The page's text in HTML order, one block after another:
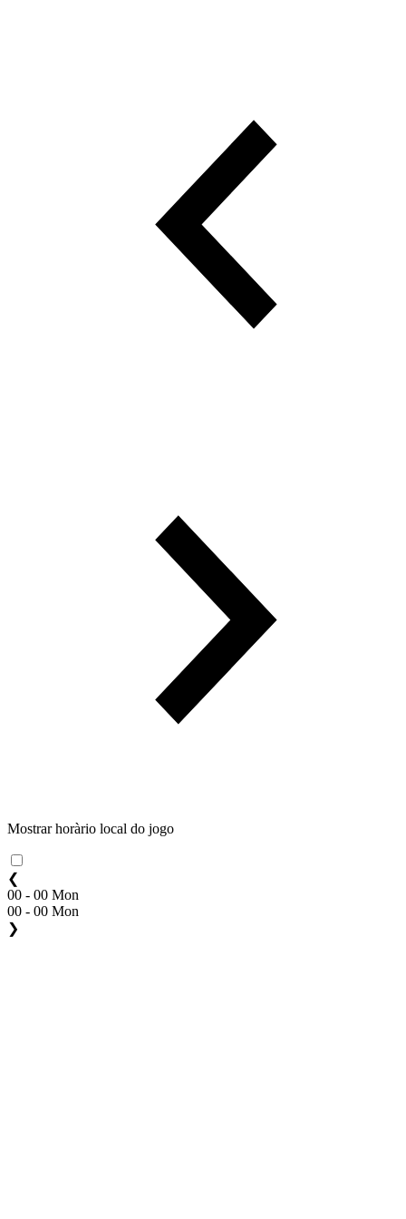
Mostrar horàrio local do jogo
❮
00 - 00 Mon
00 - 00 Mon
❯